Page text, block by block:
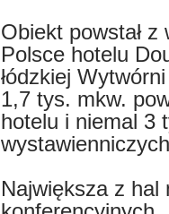
Obiekt powstał z
Polsce hotelu
łódzkiej
1,7 tys. mkw.
hotelu i niemal 3
Największa z hal